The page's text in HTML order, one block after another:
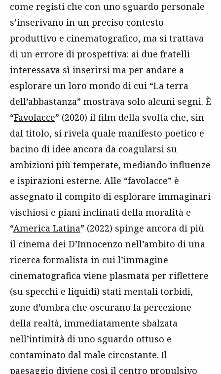
come registi che con uno sguardo personale
s’inserivano in un preciso contesto
produttivo e cinematografico, ma si trattava
di un errore di prospettiva: ai due fratelli
interessava sì inserirsi ma per andare a
esplorare un loro mondo di cui “La terra
dell’abbastanza” mostrava solo alcuni segni. È
“Favolacce” (2020) il film della svolta che, sin
dal titolo, si rivela quale manifesto poetico e
bacino di idee ancora da coagularsi su
ambizioni più temperate, mediando influenze
e ispirazioni esterne. Alle “favolacce” è
assegnato il compito di esplorare immaginari
vischiosi e piani inclinati della moralità e
“America Latina” (2022) spinge ancora di più
il cinema dei D’Innocenzo nell’ambito di una
ricerca formalista in cui l’immagine
cinematografica viene plasmata per riflettere
(su specchi e liquidi) stati mentali torbidi,
zone d’ombra che oscurano la percezione
della realtà, immediatamente sbalzata
nell’intimità di uno sguardo ottuso e
contaminato dal male circostante. Il
paesaggio diviene così il centro propulsivo